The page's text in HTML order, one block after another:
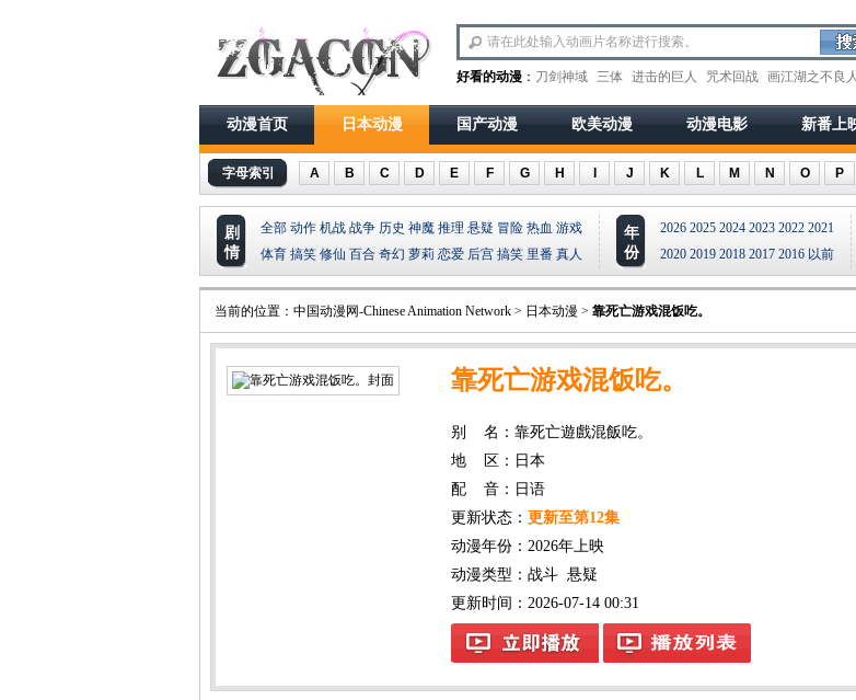
好看的动漫 ： 刀剑神域 三体 进击的巨人 咒术回战 画江湖之不良人
动漫首页 日本动漫 国产动漫 欧美动漫 动漫电影 新番上
字母索引 A B C D E F G H J K L M N O P
剧
情
全部 动作 机战 战争 历史 神魔 推理 悬疑 冒险 热血 游戏
体育 搞笑 修仙 百合 奇幻 萝莉 恋爱 后宫 搞笑 里番 真人
年
份
2026 2025 2024 2023 2022 2021
2020 2019 2018 2017 2016 以前
当前的位置： 中国动漫网-Chinese Animation Network > 日本动漫 > 靠死亡游戏混饭吃。
靠死亡游戏混饭吃。
别 名：靠死亡遊戲混飯吃。
地 区：日本
配 音：日语
更新状态： 更新至第12集
动漫年份： 2026年上映
动漫类型： 战斗 悬疑
更新时间：2026-07-14 00:31